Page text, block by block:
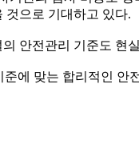
것으로 기대하고 있다.
안전관리 기준도 현
에 맞는 합리적인 안